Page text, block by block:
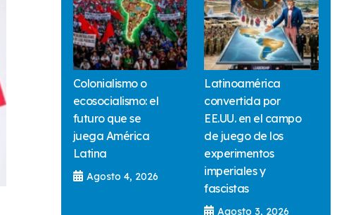
Colonialismo o
ecosocialismo: el
futuro que se
juega América
Latina
Agosto 4, 2026
Latinoamérica
convertida por
EE.UU. en el campo
de juego de los
experimentos
imperiales y
fascistas
Agosto 3, 2026